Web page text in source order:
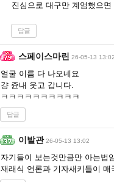
진심으로 대구만 계엄했으면
답글
스페이스마린 26-05-13 13:02
얼굴 이름 다 나오네요
걍 쥰내 웃고 갑니다.
ㅋㅋㅋㅋㅋㅋㅋㅋㅋㅋ
답글
이발관 26-05-13 13:02
자기들이 보는것만큼만 아는법
재래식 언론과 기자새키들이 매